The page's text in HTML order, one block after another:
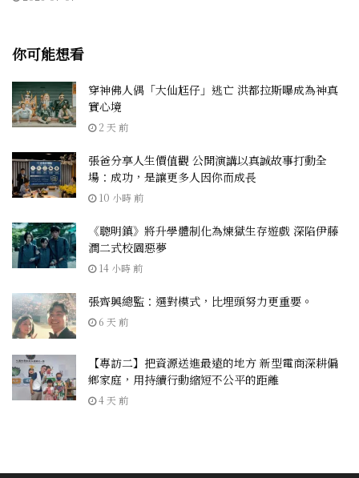
你可能想看
穿神佛人偶「大仙尪仔」逃亡 洪都拉斯曝成為神真
實心境
2 天 前
張爸分享人生價值觀 公開演講以真誠故事打動全
場：成功，是讓更多人因你而成長
10 小時 前
《聰明鎮》將升學體制化為煉獄生存遊戲 深陷伊藤
潤二式校園惡夢
14 小時 前
張齊興總監：選對模式，比埋頭努力更重要。
6 天 前
【專訪二】把資源送進最遠的地方 新型電商深耕偏
鄉家庭，用持續行動縮短不公平的距離
4 天 前